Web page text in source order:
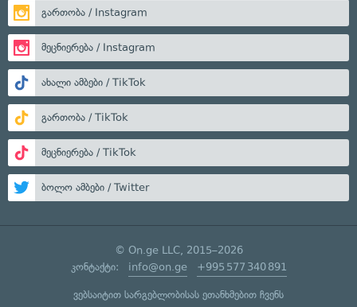
გართობა / Instagram
მეცნიერება / Instagram
ახალი ამბები / TikTok
გართობა / TikTok
მეცნიერება / TikTok
ბოლო ამბები / Twitter
© On.ge LLC, 2015–2026
კონტაქტი: info@on.ge +995 577 340 891
ვებსაიტით სარგებლობისას ეთანხმებით ჩვენს